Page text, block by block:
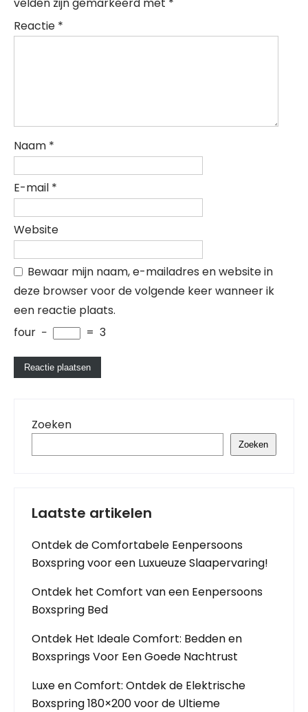
Reactie *
Naam *
E-mail *
Website
Bewaar mijn naam, e-mailadres en website in
deze browser voor de volgende keer wanneer ik
een reactie plaats.
four − = 3
Zoeken
Zoeken
Laatste artikelen
Ontdek de Comfortabele Eenpersoons
Boxspring voor een Luxueuze Slaapervaring!
Ontdek het Comfort van een Eenpersoons
Boxspring Bed
Ontdek Het Ideale Comfort: Bedden en
Boxsprings Voor Een Goede Nachtrust
Luxe en Comfort: Ontdek de Elektrische
Boxspring 180×200 voor de Ultieme